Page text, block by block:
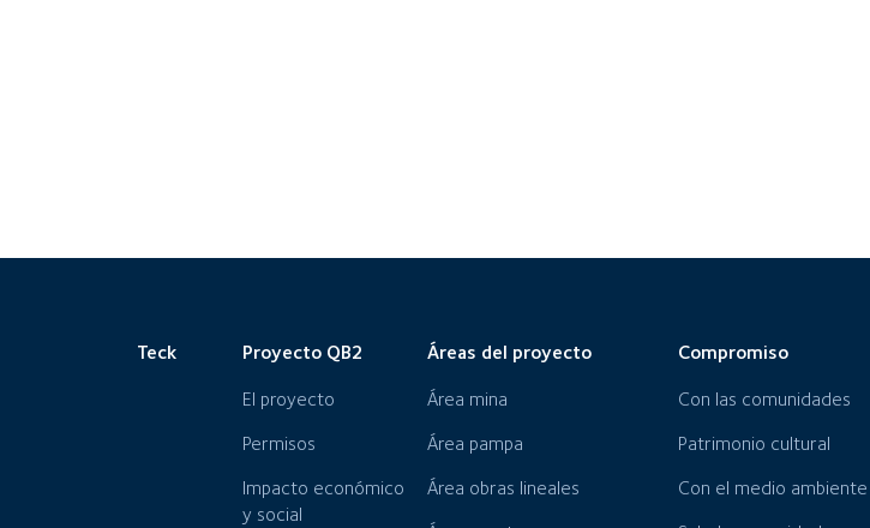
Teck Proyecto QB2
El proyecto
Permisos
Impacto económico
y social
Áreas del proyecto
Área mina
Área pampa
Área obras lineales
Compromiso
Con las comunidades
Patrimonio cultural
Con el medio ambiente